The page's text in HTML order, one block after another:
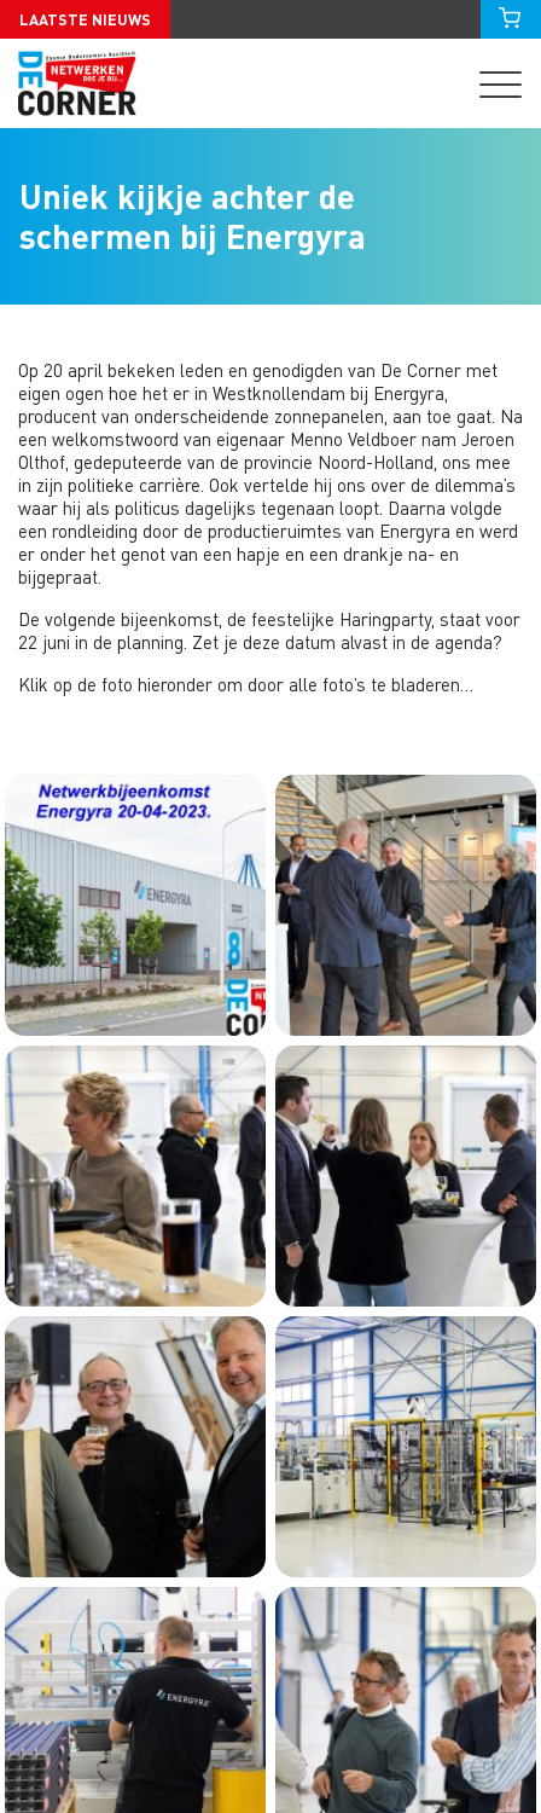
LAATSTE NIEUWS
Uniek kijkje achter de
schermen bij Energyra
Op 20 april bekeken leden en genodigden van De Corner met
eigen ogen hoe het er in Westknollendam bij Energyra,
producent van onderscheidende zonnepanelen, aan toe gaat. Na
een welkomstwoord van eigenaar Menno Veldboer nam Jeroen
Olthof, gedeputeerde van de provincie Noord-Holland, ons mee
in zijn politieke carrière. Ook vertelde hij ons over de dilemma’s
waar hij als politicus dagelijks tegenaan loopt. Daarna volgde
een rondleiding door de productieruimtes van Energyra en werd
er onder het genot van een hapje en een drankje na- en
bijgepraat.
De volgende bijeenkomst, de feestelijke Haringparty, staat voor
22 juni in de planning. Zet je deze datum alvast in de agenda?
Klik op de foto hieronder om door alle foto’s te bladeren…